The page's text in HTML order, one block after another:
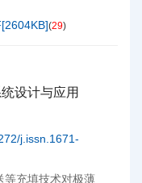
2604KB](29)
设计与应用
j.issn.1671-
等充填技术对极薄